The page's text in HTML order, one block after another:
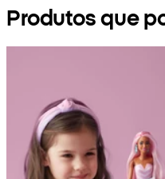
Produtos que